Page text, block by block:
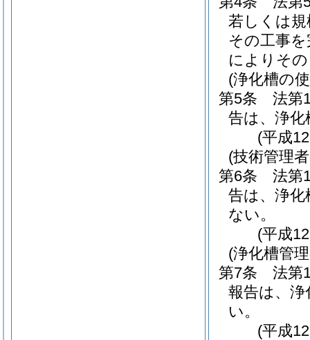
若しくは
その工事
によりそ
(浄化槽の
第5条
法第
告は、浄
(平成
(技術管理
第6条
法第
告は、浄
ない。
(平成
(浄化槽管
第7条
法第
報告は、
い。
(平成